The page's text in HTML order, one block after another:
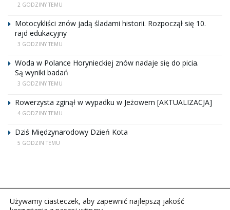
2 GODZINY TEMU
Motocykliści znów jadą śladami historii. Rozpoczął się 10.
rajd edukacyjny
3 GODZINY TEMU
Woda w Polance Horynieckiej znów nadaje się do picia.
Są wyniki badań
3 GODZINY TEMU
Rowerzysta zginął w wypadku w Jeżowem [AKTUALIZACJA]
4 GODZINY TEMU
Dziś Międzynarodowy Dzień Kota
5 GODZIN TEMU
Używamy ciasteczek, aby zapewnić najlepszą jakość